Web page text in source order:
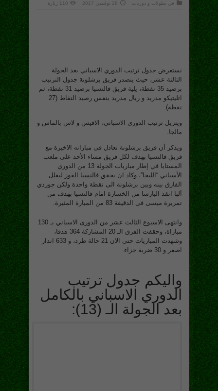
في بطولات و دوريات 28 نوفمبر، 2017 110 زيارة
نستعرض جدول ترتيب الدوري الاسباني بعد الجولة
الثالثة عشر، حيث يتصدر فريق برشلونة جدول الترتيب
برصيد 35 نقطة، يلية فريق فالنسيا برصيد 31 نقطة، ثم
اتليتيكو مدريد و ريال مدريد بنفس رصيد النقاط (27
نقطة).
ويتزيل ترتيب الدوري الاسباني، الافيس و لاس بالماس و
مالجا.
ويذكر أن فريق برشلونة تعادل فى مباراته الاخيرة مع
فريق فالنسيا بهدف لكل فريق مساء الأحد على ملعب
المستايا في إطار مباريات الجولة 13 من الدوري
الأسباني “الليجا”، وكاد ان يحقق فالنسيا الفوز ليقلل
الفارق بينه وبين برشلونة الى نقطة واحدة ولكن جوردي
ألبا انقذ البارسا من الخسارة امام فالنسيا بهدف من
تمريرة ميسى فى الدقيقة 83 من المبارة المثيرة.
وانتهى الاسبوع الثالث عشر من الدورى الاسباني بـ 130
مباراة، وحققت الفرق الـ 20 المشاركة 364 هدقا،
وشهدت المباريات حتى الان 21 حالة طرد، و 633 انذار
اصفر و 30 ضربة جزاء.
واليكم جدول ترتيب
الدوري الاسباني بالكامل
بعد الجولة الـ (13):